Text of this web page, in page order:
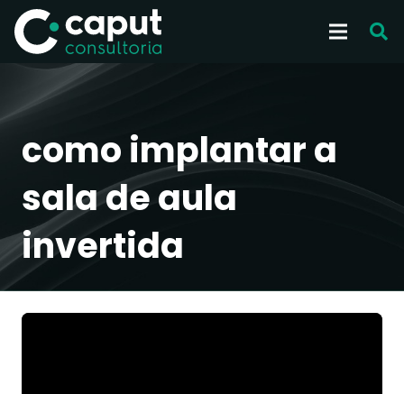
como implantar a
sala de aula
invertida